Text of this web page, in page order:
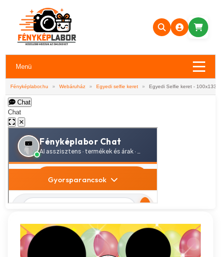
Menü
Fényképlabor.hu » Webáruház » Egyedi selfie keret » Egyedi Selfie keret -
Chat
Chat
✕